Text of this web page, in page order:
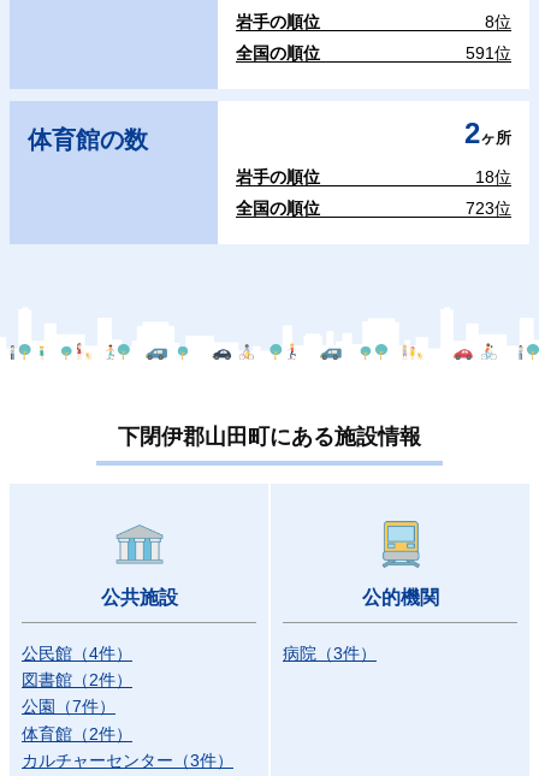
岩手の順位
8位
全国の順位
591位
体育館の数 2ヶ所
岩手の順位
18位
全国の順位
723位
下閉伊郡山田町にある施設情報
公共施設
公民館 （4件）
図書館 （2件）
公園
（7件）
体育館 （2件）
カルチャーセンター （3件）
公的機関
病院 （3件）